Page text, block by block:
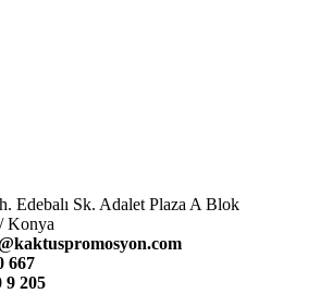
Edebalı Sk. Adalet Plaza A Blok
Konya
667
9 205